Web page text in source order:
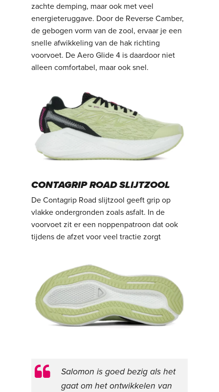
zachte demping, maar ook met veel
energieteruggave. Door de Reverse Camber,
de gebogen vorm van de zool, ervaar je een
snelle afwikkeling van de hak richting
voorvoet. De Aero Glide 4 is daardoor niet
alleen comfortabel, maar ook snel.
CONTAGRIP ROAD SLIJTZOOL
De Contagrip Road slijtzool geeft grip op
vlakke ondergronden zoals asfalt. In de
voorvoet zit er een noppenpatroon dat ook
tijdens de afzet voor veel tractie zorgt
Salomon is goed bezig als het
gaat om het ontwikkelen van